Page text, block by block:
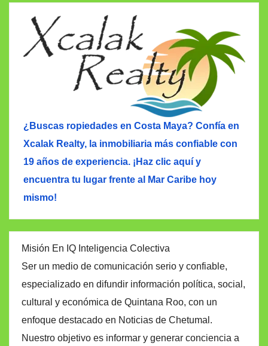
¿Buscas ropiedades en Costa Maya? Confía en
Xcalak Realty, la inmobiliaria más confiable con
19 años de experiencia. ¡Haz clic aquí y
encuentra tu lugar frente al Mar Caribe hoy
mismo!
Misión En IQ Inteligencia Colectiva
Ser un medio de comunicación serio y confiable,
especializado en difundir información política, social,
cultural y económica de Quintana Roo, con un
enfoque destacado en Noticias de Chetumal.
Nuestro objetivo es informar y generar conciencia a